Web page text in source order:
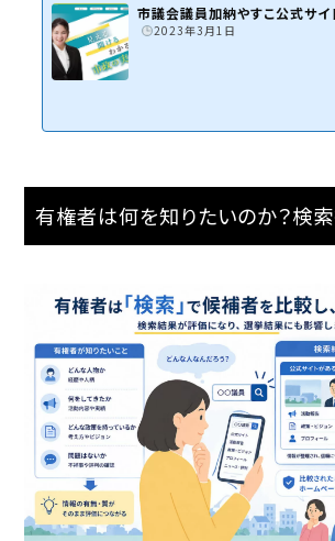
市議会議員加納やすこ公式サイ
2023年3月1日
有権者は何を知りたいのか？検